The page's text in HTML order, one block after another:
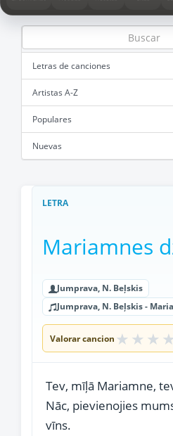
Letras de canciones
Artistas A-Z
Populares
Nuevas
LETRA
Mariamnes
Jumprava, N. Beļskis
Jumprava, N. Beļskis -
Valorar cancion ★ ★ ★ ★
Tev, mīļā Mariamne,
Nāc, pievienojies
vīns.